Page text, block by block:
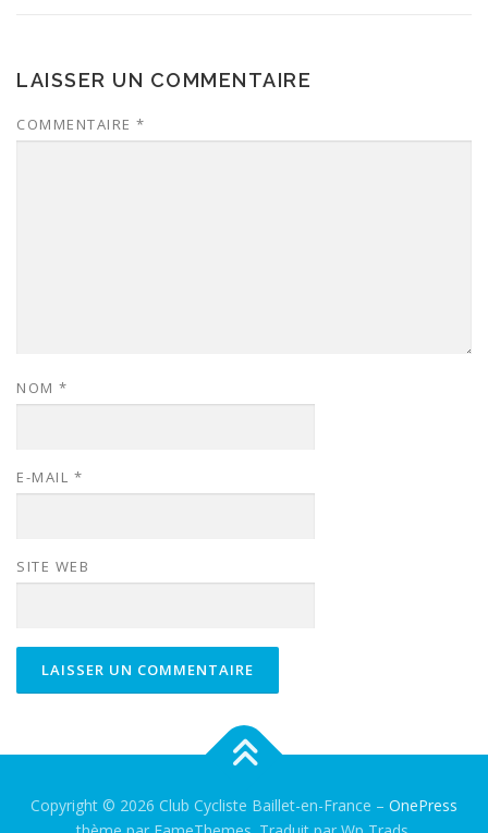
LAISSER UN COMMENTAIRE
COMMENTAIRE *
NOM *
E-MAIL *
SITE WEB
Copyright © 2026 Club Cycliste Baillet-en-France – OnePress